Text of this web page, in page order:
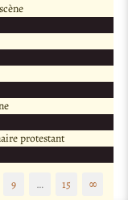
protestant
9 … 15 ∞